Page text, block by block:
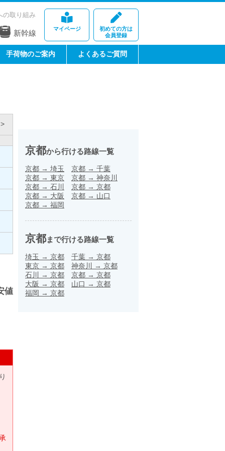
マイページ
初めての方は
会員登録
の取り組み
新幹線
手荷物のご案内 よくあるご質問
値
京都から行ける路線一覧
京都 → 埼玉 京都 → 千葉
京都 → 東京 京都 → 神奈川
京都 → 石川 京都 → 京都
京都 → 大阪 京都 → 山口
京都 → 福岡
京都まで行ける路線一覧
埼玉 → 京都 千葉 → 京都
東京 → 京都 神奈川 → 京都
石川
→ 京都 京都 → 京都
大阪 → 京都 山口 → 京都
福岡 → 京都